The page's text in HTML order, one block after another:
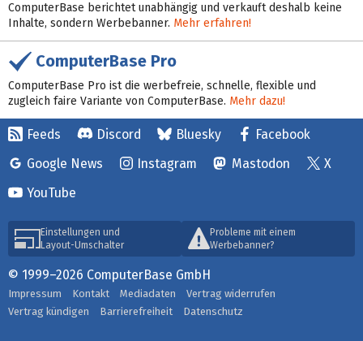
ComputerBase berichtet unabhängig und verkauft deshalb keine
Inhalte, sondern Werbebanner. Mehr erfahren!
ComputerBase Pro
ComputerBase Pro ist die werbefreie, schnelle, flexible und
zugleich faire Variante von ComputerBase. Mehr dazu!
Feeds Discord Bluesky
Facebook
Google News
Instagram Mastodon
X
YouTube
Einstellungen und
Layout-Umschalter
Probleme mit einem
Werbebanner?
© 1999–2026 ComputerBase GmbH
Impressum Kontakt Mediadaten
Vertrag widerrufen
Vertrag kündigen
Barrierefreiheit Datenschutz